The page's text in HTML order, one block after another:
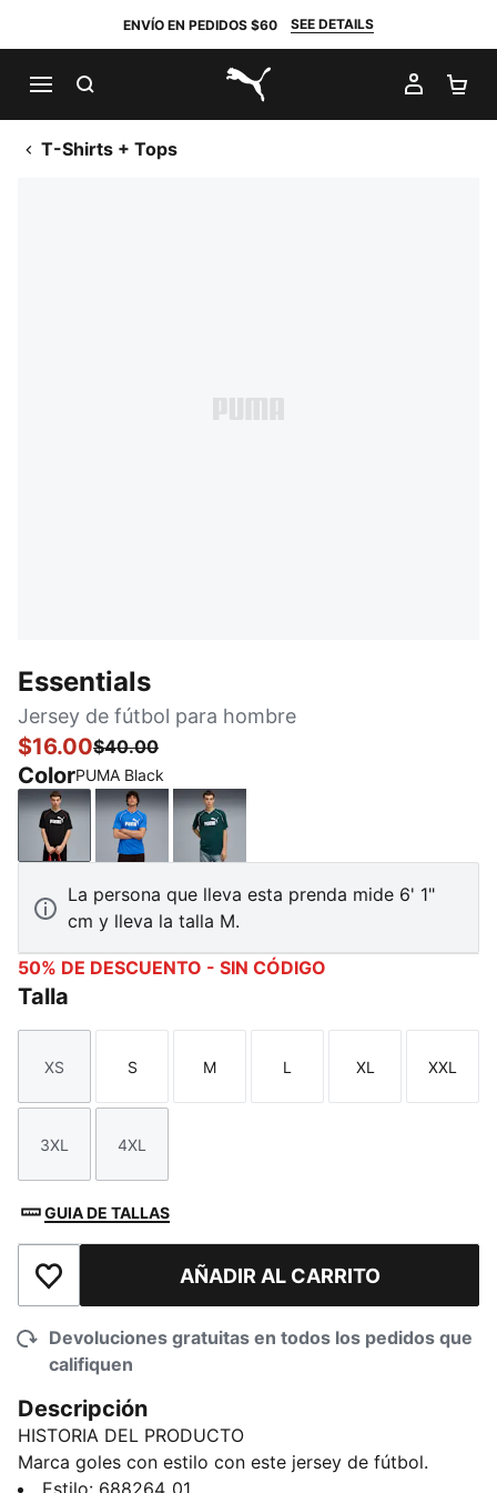
ENVÍO EN PEDIDOS $60 SEE DETAILS
PUMA.com
MI
T-Shirts + Tops
Essentials
Jersey de fútbol para hombre
$16.00$40.00
ColorPUMA Black
PUMA BlackMountain BlueGreen Terrain
La persona que lleva esta prenda mide 6' 1"
cm y lleva la talla M.
50% DE DESCUENTO - SIN CÓDIGO
Talla
Talla
XS
Talla
S
Talla
M
Talla
L
Talla
XL
Talla
XXL
Talla
3XL
Talla
4XL
GUIA DE TALLAS
Añadir a la lista de deseosAÑADIR AL CARRITO
Devoluciones gratuitas en todos los pedidos que
califiquen
Descripción
HISTORIA DEL PRODUCTO
Marca goles con estilo con este jersey de fútbol.
Presenta líneas de color en los hombros que rinden
Estilo: 688264_01